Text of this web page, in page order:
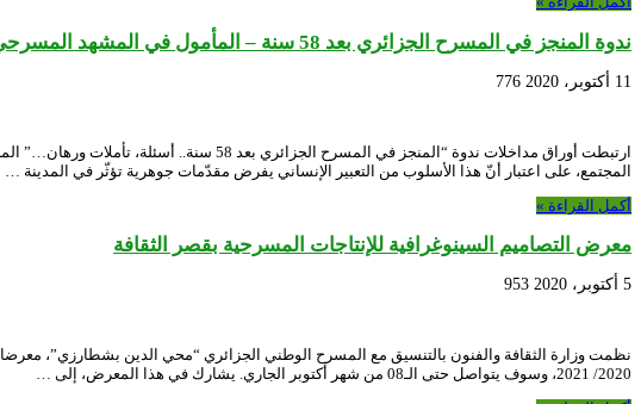
ندوة المنجز في المسرح الجزائري بعد 58 سنة – المأمول في المشهد المسرحي الجزائري..تأمُّلات، قِراءة وحُلول
11 أكتوبر، 2020 776
المجتمع، على اعتبار أنّ هذا الأسلوب من التعبير الإنساني يفرض مقدّمات جوهرية تؤثّر في المدينة …
أكمل القراءة »
معرض التصاميم السينوغرافية للإنتاجات المسرحية بقصر الثقافة
5 أكتوبر، 2020 953
2020/ 2021، وسوف يتواصل حتى الـ08 من شهر أكتوبر الجاري. يشارك في هذا المعرض، إلى …